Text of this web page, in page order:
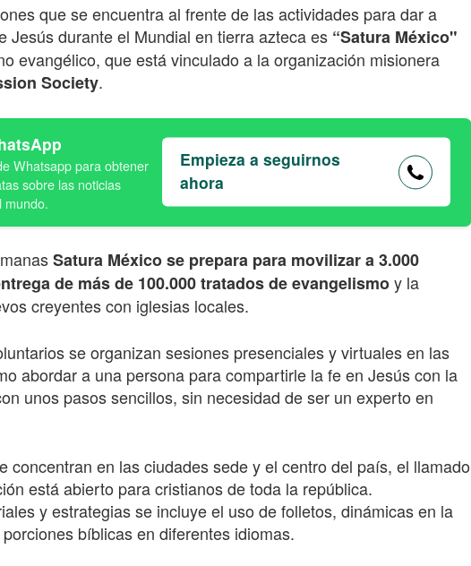
que se encuentra al frente de las actividades para dar a
Jesús durante el Mundial en tierra azteca es “Satura México"
evangélico, que está vinculado a la organización misionera
Society.
Empieza a seguirnos
ahora
Satura México se prepara para movilizar a 3.000
de más de 100.000 tratados de evangelismoy la
creyentes con iglesias locales.
se organizan sesiones presenciales y virtuales en las
abordar a una persona para compartirle la fe en Jesús con la
unos pasos sencillos, sin necesidad de ser un experto en
concentran en las ciudades sede y el centro del país, el llamado
está abierto para cristianos de toda la república.
y estrategias se incluye el uso de folletos, dinámicas en la
bíblicas en diferentes idiomas.